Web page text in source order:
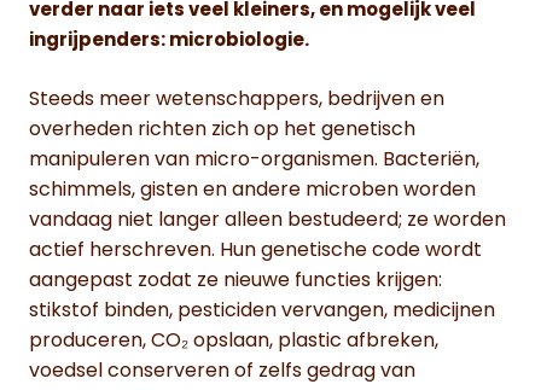
verder naar iets veel kleiners, en mogelijk veel
ingrijpenders: microbiologie.
Steeds meer wetenschappers, bedrijven en
overheden richten zich op het genetisch
manipuleren van micro-organismen. Bacteriën,
schimmels, gisten en andere microben worden
vandaag niet langer alleen bestudeerd; ze worden
actief herschreven. Hun genetische code wordt
aangepast zodat ze nieuwe functies krijgen:
stikstof binden, pesticiden vervangen, medicijnen
produceren, CO₂ opslaan, plastic afbreken,
voedsel conserveren of zelfs gedrag van